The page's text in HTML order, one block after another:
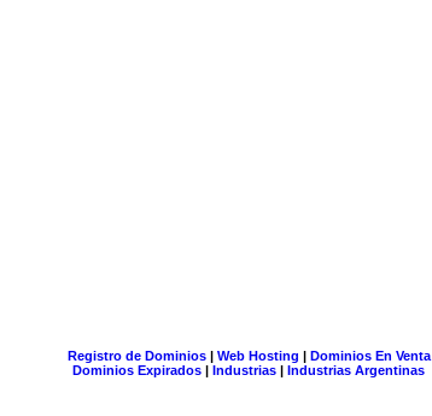
Registro de Dominios| Web Hosting | Dominios En Venta
Dominios Expirados | Industrias | Industrias Argentinas